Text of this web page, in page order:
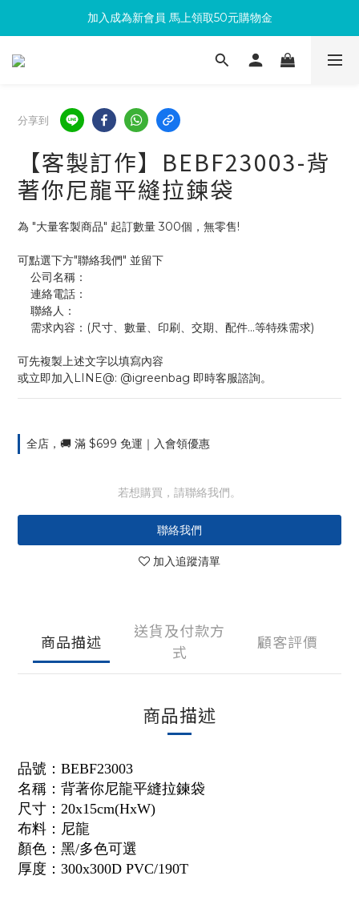
滿300回饋10%購物金
加入成為新會員 馬上領取50元購物金
滿300回饋10%購物金
分享到
【客製訂作】BEBF23003-背
著你尼龍平縫拉鍊袋
為 "大量客製商品" 起訂數量 300個，無零售!
可點選下方"聯絡我們" 並留下
    公司名稱：
    連絡電話：
    聯絡人：
    需求內容：(尺寸、數量、印刷、交期、配件...等特殊需求)
可先複製上述文字以填寫內容
或立即加入LINE@: @igreenbag 即時客服諮詢。
全店，🚚 滿 $699 免運｜入會領優惠
若想購買，請聯絡我們。
聯絡我們
加入追蹤清單
商品描述
送貨及付款方
式
顧客評價
商品描述
品號： BEBF23003
名稱：背著你尼龍平縫拉鍊袋
尺寸：20x15cm(HxW)
布料：尼龍
顏色：黑/多色可選
厚度：300x300D PVC/190T